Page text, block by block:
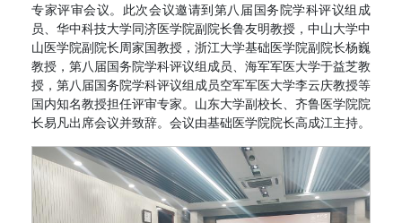
专家评审会议。此次会议邀请到第八届国务院学科评议组成
员、华中科技大学同济医学院副院长鲁友明教授，中山大学中
山医学院副院长周家国教授，浙江大学基础医学院副院长杨巍
教授，第八届国务院学科评议组成员、海军军医大学于益芝教
授，第八届国务院学科评议组成员空军军医大学李云庆教授等
国内知名教授担任评审专家。山东大学副校长、齐鲁医学院院
长易凡出席会议并致辞。会议由基础医学院院长高成江主持。